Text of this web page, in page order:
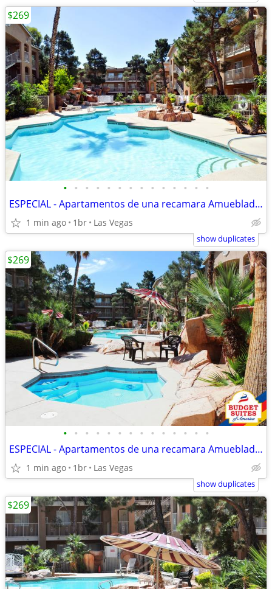
• • • • • • • • • • • • • •
ESPECIAL - Apartamentos de una recamara Amueblado $269 Semanal
1 min ago 1br Las Vegas
$269
show duplicates
• • • • • • • • • • • • • •
ESPECIAL - Apartamentos de una recamara Amueblado $269 Semanal
1 min ago 1br Las Vegas
$269
show duplicates
$269